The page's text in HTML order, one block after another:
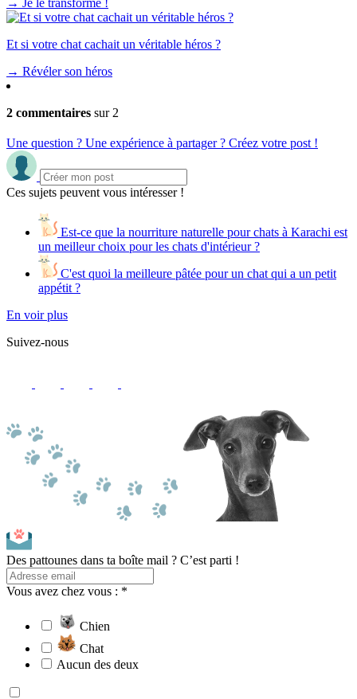
Et si votre chat cachait un véritable héros ?
→ Révéler son héros
2 commentaires sur 2
Une question ? Une expérience à partager ? Créez votre post !
Ces sujets peuvent vous intéresser !
Est-ce que la nourriture naturelle pour chats à Karachi est
un meilleur choix pour les chats d'intérieur ?
C'est quoi la meilleure pâtée pour un chat qui a un petit
appétit ?
En voir plus
Suivez-nous
Des pattounes dans ta boîte mail ? C’est parti !
Vous avez chez vous : *
Chien
Chat
Aucun des deux